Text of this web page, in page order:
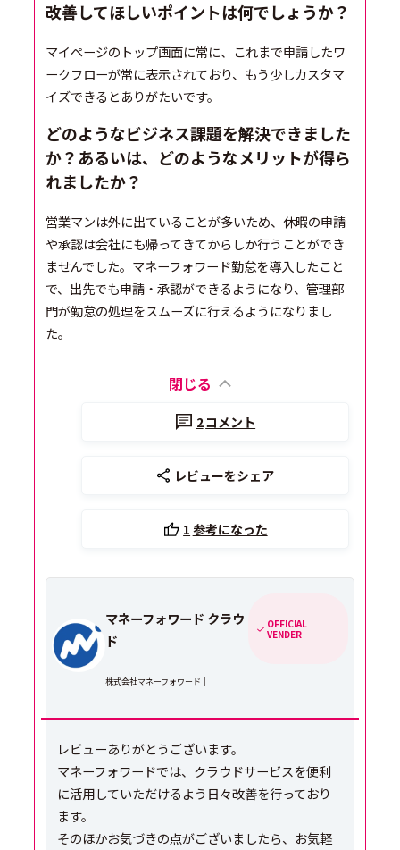
改善してほしいポイントは何でしょうか？
マイページのトップ画面に常に、これまで申請したワ
ークフローが常に表示されており、もう少しカスタマ
イズできるとありがたいです。
どのようなビジネス課題を解決できました
か？あるいは、どのようなメリットが得ら
れましたか？
営業マンは外に出ていることが多いため、休暇の申請
や承認は会社にも帰ってきてからしか行うことができ
ませんでした。マネーフォワード勤怠を導入したこと
で、出先でも申請・承認ができるようになり、管理部
門が勤怠の処理をスムーズに行えるようになりまし
た。
閉じる
2コメント
レビューをシェア
1 参考になった
マネーフォワード クラウ
ド
OFFICIAL
VENDER
株式会社マネーフォワード｜
レビューありがとうございます。
マネーフォワードでは、クラウドサービスを便利
に活用していただけるよう日々改善を行っており
ます。
そのほかお気づきの点がございましたら、お気軽